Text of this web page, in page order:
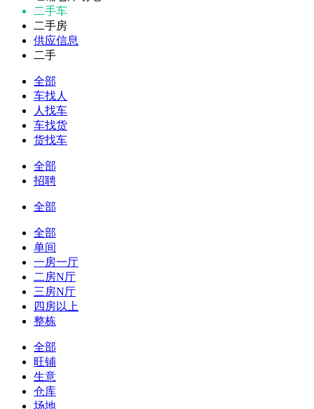
二手车
二手房
供应信息
二手
全部
车找人
人找车
车找货
货找车
全部
招聘
全部
全部
单间
一房一厅
二房N厅
三房N厅
四房以上
整栋
全部
旺铺
生意
仓库
场地